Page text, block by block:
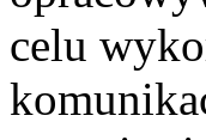
celu